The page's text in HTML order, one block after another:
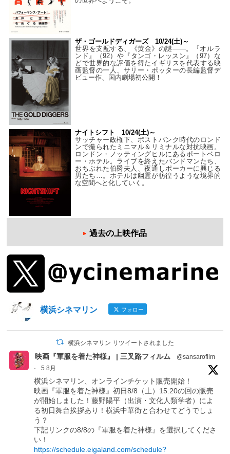
ザ・ゴールドディガーズ 10/24(土)～
世界を支配する、《黄金》の謎――。『オルラ
ンド』（92）や『タンゴ・レッスン』（97）な
どで世界的な評価を得たイギリスを代表する映
画監督の一人、サリー・ポッターの長編監督デ
ビュー作、国内劇場初公開！
ナイトシフト 10/24(土)～
サッチャー政権下、ポストパンク時代のロンド
ンで撮られたミニマル＆リミナルな対抗映画。
ロンドン・ノッティングヒルにあるポートベロ
ー・ホテル。ライブを終えたバンドマンたち、
おちぶれた伯爵夫人、夜通しポーカーに興じる
男たち…。ホテルは幽霊が彷徨うような境界的
な空間へと化していく。
過去の上映作品
横浜シネマリン フォロー
横浜シネマリン リツイートされました
映画『軍服を着た神様』 | 三叉路フィルム
@sansarofilm
·
5 8月
横浜シネマリン、オンラインチケット販売開始！
映画『軍服を着た神様』初日8/8（土）15:20の回の販売
が開始しました！藤野陽平（出演・文化人類学者）によ
る初日舞台挨拶あり！横浜中華街と合わせてどうでしょ
う？
下記リンクの8/8の『軍服を着た神様』を選択してくださ
い！
https://schedule.eigaland.com/schedule?